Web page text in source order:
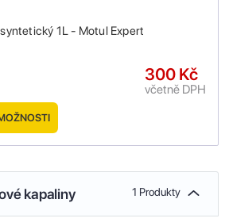
1L - Motul Expert
300 Kč
včetně DPH
kapaliny 1 Produkty